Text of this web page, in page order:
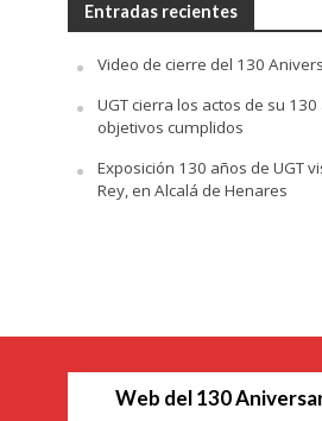
Entradas recientes
Video de cierre del 130
UGT cierra los actos de su
objetivos cumplidos
Exposición 130 años de UGT
Rey, en Alcalá de Henares
Web del 130